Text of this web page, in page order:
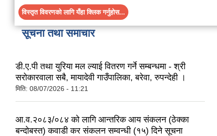
विस्तृत विवरणको लागि यँहा क्लिक गर्नुहोस...
सूचना तथा समाचार
डी.ए.पी तथा युरिया मल ल्याई वितरण गर्ने सम्बन्धमा - श्री
सरोकारवाला सबै, मायादेवी गाउँपालिका, बरेवा, रुपन्देही ।
मिति: 08/07/2026 - 11:21
आ.व.२०८३/०८४ को लागि आन्तरिक आय संकलन (ठेक्का
बन्दोबस्त) कवाडी कर संकलन सम्वन्धी (१५) दिने सूचना